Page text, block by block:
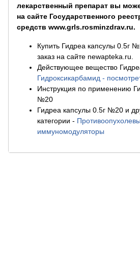
лекарственный препарат вы
на сайте Государственного
средств www.grls.rosminzdrav.ru.
Купить Гидреа капсулы 0.5г
заказ на сайте newapteka.ru.
Действующее вещество
Гидроксикарбамид -
Инструкция по применению
№20
Гидреа капсулы 0.5г №20 и
категории -
иммуномодуляторы